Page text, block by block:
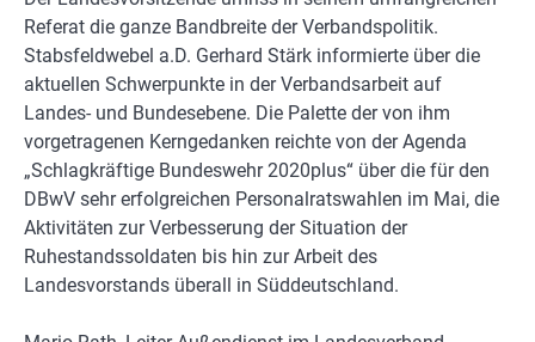
Referat die ganze Bandbreite der Verbandspolitik.
Stabsfeldwebel a.D. Gerhard Stärk informierte über die
aktuellen Schwerpunkte in der Verbandsarbeit auf
Landes- und Bundesebene. Die Palette der von ihm
vorgetragenen Kerngedanken reichte von der Agenda
„Schlagkräftige Bundeswehr 2020plus“ über die für den
DBwV sehr erfolgreichen Personalratswahlen im Mai, die
Aktivitäten zur Verbesserung der Situation der
Ruhestandssoldaten bis hin zur Arbeit des
Landesvorstands überall in Süddeutschland.